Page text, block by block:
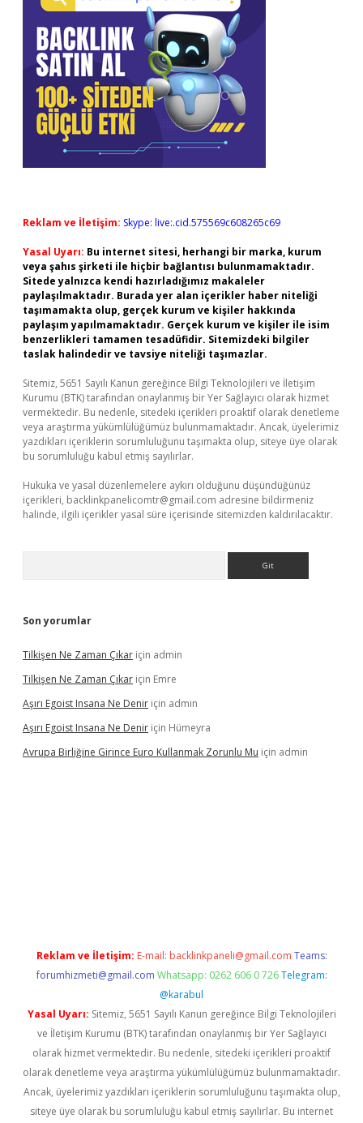
Reklam ve İletişim: Skype: live:.cid.575569c608265c69
Yasal Uyarı: Bu internet sitesi, herhangi bir marka, kurum
veya şahıs şirketi ile hiçbir bağlantısı bulunmamaktadır.
Sitede yalnızca kendi hazırladığımız makaleler
paylaşılmaktadır. Burada yer alan içerikler haber niteliği
taşımamakta olup, gerçek kurum ve kişiler hakkında
paylaşım yapılmamaktadır. Gerçek kurum ve kişiler ile isim
benzerlikleri tamamen tesadüfidir. Sitemizdeki bilgiler
taslak halindedir ve tavsiye niteliği taşımazlar.
Sitemiz, 5651 Sayılı Kanun gereğince Bilgi Teknolojileri ve İletişim
Kurumu (BTK) tarafından onaylanmış bir Yer Sağlayıcı olarak hizmet
vermektedir. Bu nedenle, sitedeki içerikleri proaktif olarak denetleme
veya araştırma yükümlülüğümüz bulunmamaktadır. Ancak, üyelerimiz
yazdıkları içeriklerin sorumluluğunu taşımakta olup, siteye üye olarak
bu sorumluluğu kabul etmiş sayılırlar.
Hukuka ve yasal düzenlemelere aykırı olduğunu düşündüğünüz
içerikleri, backlinkpanelicomtr@gmail.com adresine bildirmeniz
halinde, ilgili içerikler yasal süre içerisinde sitemizden kaldırılacaktır.
Son yorumlar
Tilkişen Ne Zaman Çıkar için admin
Tilkişen Ne Zaman Çıkar için Emre
Aşırı Egoist Insana Ne Denir için admin
Aşırı Egoist Insana Ne Denir için Hümeyra
Avrupa Birliğine Girince Euro Kullanmak Zorunlu Mu için admin
Reklam ve İletişim: E-mail: backlinkpaneli@gmail.com Teams:
forumhizmeti@gmail.com Whatsapp: 0262 606 0 726 Telegram:
@karabul
Yasal Uyarı: Sitemiz, 5651 Sayılı Kanun gereğince Bilgi Teknolojileri
ve İletişim Kurumu (BTK) tarafından onaylanmış bir Yer Sağlayıcı
olarak hizmet vermektedir. Bu nedenle, sitedeki içerikleri proaktif
olarak denetleme veya araştırma yükümlülüğümüz bulunmamaktadır.
Ancak, üyelerimiz yazdıkları içeriklerin sorumluluğunu taşımakta olup,
siteye üye olarak bu sorumluluğu kabul etmiş sayılırlar. Bu internet